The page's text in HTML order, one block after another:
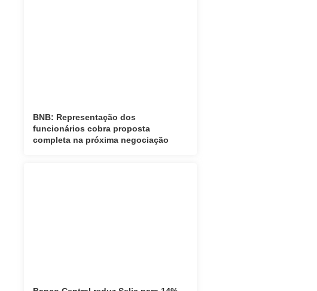
BNB: Representação dos
funcionários cobra proposta
completa na próxima negociação